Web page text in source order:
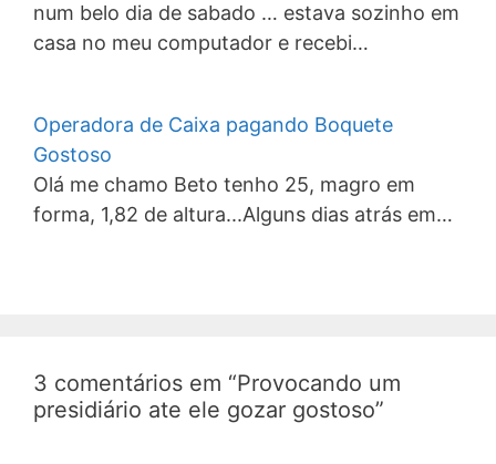
num belo dia de sabado … estava sozinho em
casa no meu computador e recebi…
Operadora de Caixa pagando Boquete
Gostoso
Olá me chamo Beto tenho 25, magro em
forma, 1,82 de altura...Alguns dias atrás em…
3 comentários em “Provocando um
presidiário ate ele gozar gostoso”